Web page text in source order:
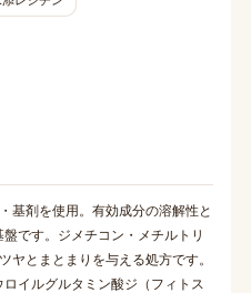
基剤を使用。有効成分の溶解性と
です。ジメチコン・メチルトリ
ヤとまとまりを与える処方です。
イルグルタミン酸ジ（フィトス